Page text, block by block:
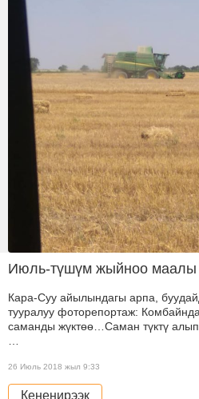
Июль-түшүм жыйноо маалы
Кара-Суу айылындагы арпа,
тууралуу фоторепортаж:
саманды жүктөө…Саман түктү
26 Июль 2018 жыл 9:33
Кененирээк